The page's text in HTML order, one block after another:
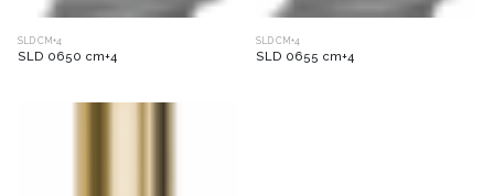
SLD CM+4
SLD 0650 cm+4
SLD CM+4
SLD 0655 cm+4